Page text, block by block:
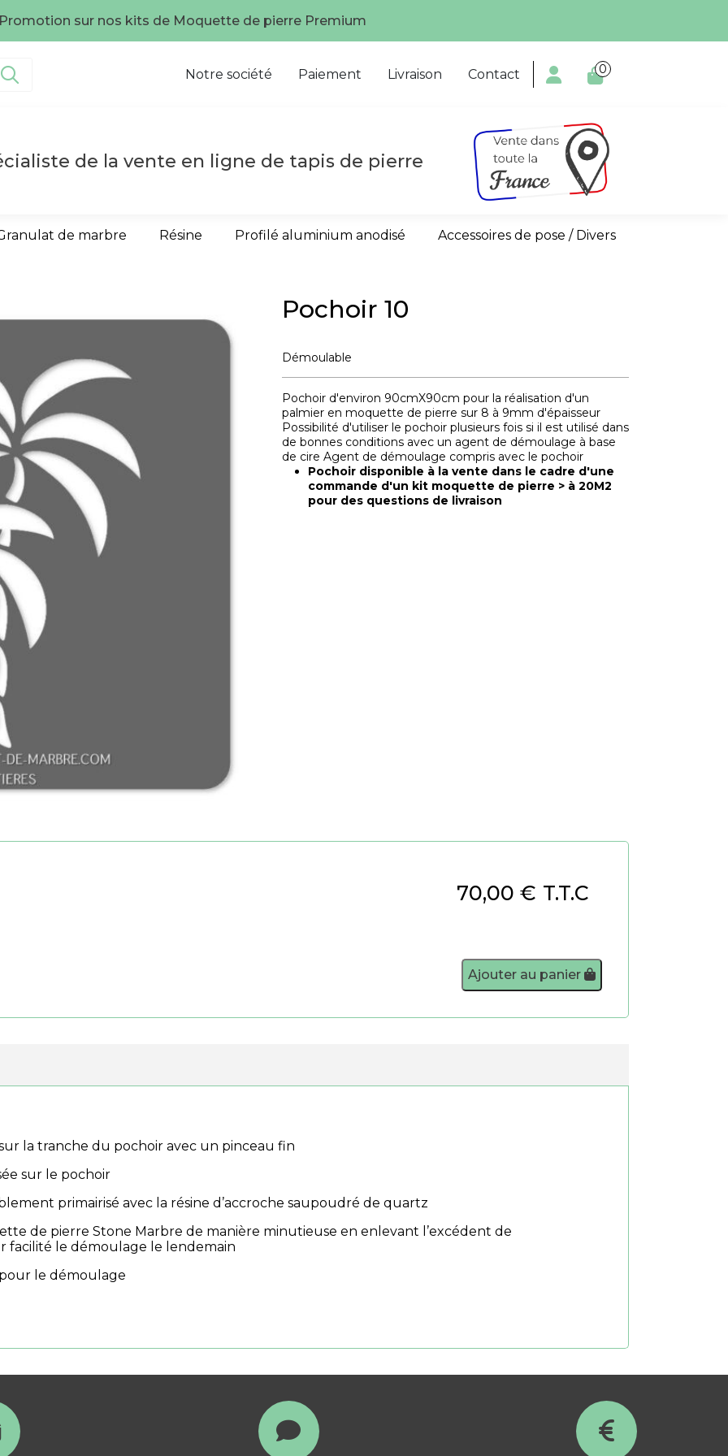
Promotion sur nos kits de Moquette de pierre Premium
Notre société Paiement Livraison Contact  0
de la vente en ligne de tapis de pierre
de marbre Résine Profilé aluminium anodisé Accessoires de pose / Divers
Pochoir 10
Démoulable
Pochoir d'environ 90cmX90cm pour la réalisation d'un
palmier en moquette de pierre sur 8 à 9mm d'épaisseur
Possibilité d'utiliser le pochoir plusieurs fois si il est utilisé dans
de bonnes conditions avec un agent de démoulage à base
de cire Agent de démoulage compris avec le pochoir
Pochoir disponible à la vente dans le cadre d'une
commande d'un kit moquette de pierre > à 20M2
pour des questions de livraison
70,00 € T.T.C
Ajouter au panier
la tranche du pochoir avec un pinceau fin
sur le pochoir
primairisé avec la résine d’accroche saupoudré de quartz
de pierre Stone Marbre de manière minutieuse en enlevant l’excédent de
facilité le démoulage le lendemain
le démoulage